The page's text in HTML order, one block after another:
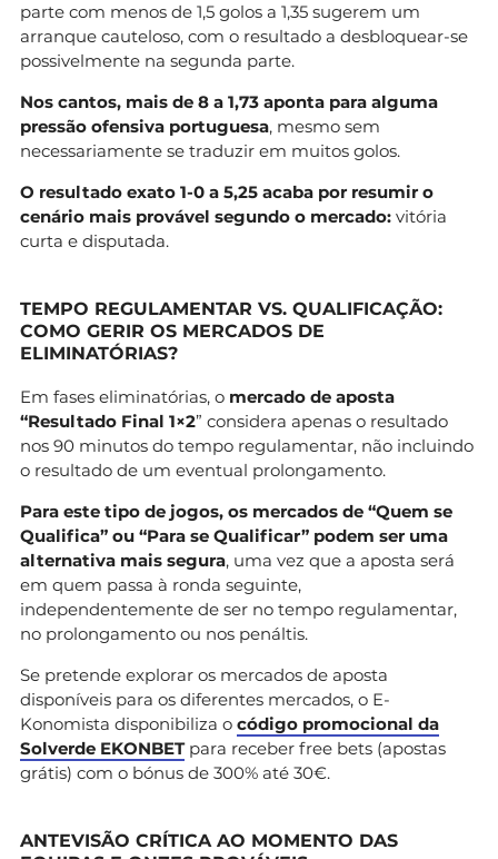
parte com menos de 1,5 golos a 1,35 sugerem um
arranque cauteloso, com o resultado a desbloquear-se
possivelmente na segunda parte.
Nos cantos, mais de 8 a 1,73 aponta para alguma
pressão ofensiva portuguesa, mesmo sem
necessariamente se traduzir em muitos golos.
O resultado exato 1-0 a 5,25 acaba por resumir o
cenário mais provável segundo o mercado: vitória
curta e disputada.
TEMPO REGULAMENTAR VS. QUALIFICAÇÃO:
COMO GERIR OS MERCADOS DE
ELIMINATÓRIAS?
Em fases eliminatórias, o mercado de aposta
“Resultado Final 1×2” considera apenas o resultado
nos 90 minutos do tempo regulamentar, não incluindo
o resultado de um eventual prolongamento.
Para este tipo de jogos, os mercados de “Quem se
Qualifica” ou “Para se Qualificar” podem ser uma
alternativa mais segura, uma vez que a aposta será
em quem passa à ronda seguinte,
independentemente de ser no tempo regulamentar,
no prolongamento ou nos penáltis.
Se pretende explorar os mercados de aposta
disponíveis para os diferentes mercados, o E-
Konomista disponibiliza o código promocional da
Solverde EKONBETpara receber free bets (apostas
grátis) com o bónus de 300% até 30€.
ANTEVISÃO CRÍTICA AO MOMENTO DAS